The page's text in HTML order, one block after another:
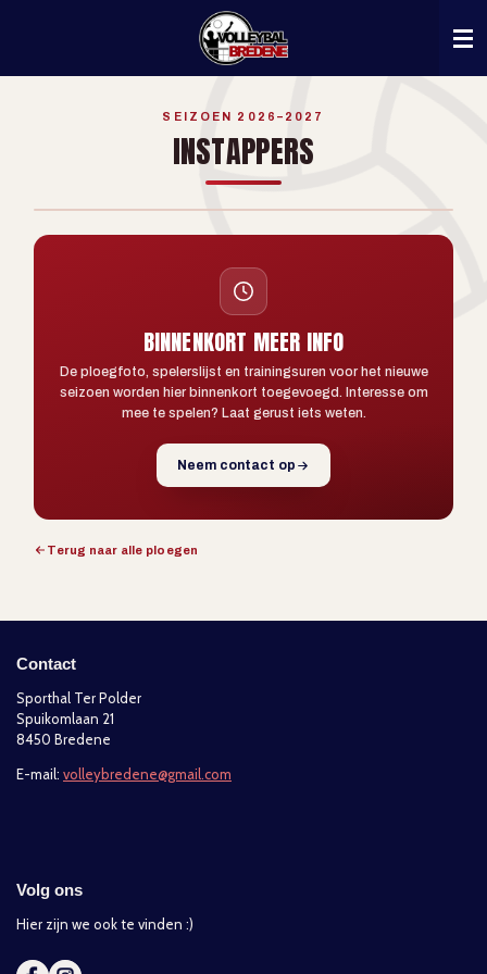
de
SEIZOEN 2026–2027
INSTAPPERS
BINNENKORT MEER INFO
De ploegfoto, spelerslijst en trainingsuren voor het nieuwe
seizoen worden hier binnenkort toegevoegd. Interesse om
mee te spelen? Laat gerust iets weten.
Neem contact op
Terug naar alle ploegen
Contact
Sporthal Ter Polder
Spuikomlaan 21
8450 Bredene
E-mail: volleybredene@gmail.com
Volg ons
Hier zijn we ook te vinden :)